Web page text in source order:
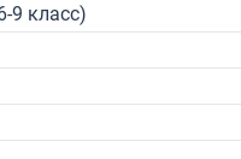
9 класс)